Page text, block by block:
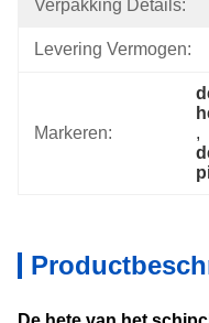
Verpakking Details:
Levering Vermogen:
Markeren:
,